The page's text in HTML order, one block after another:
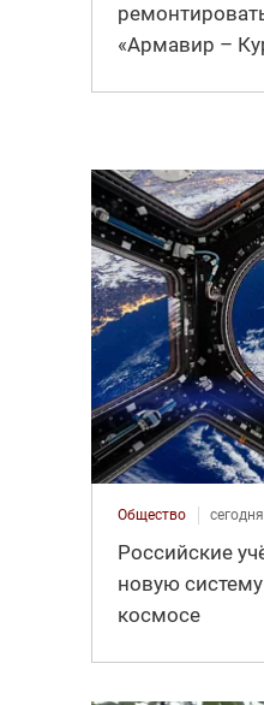
«Армавир –
Общество
Российские
новую
космосе